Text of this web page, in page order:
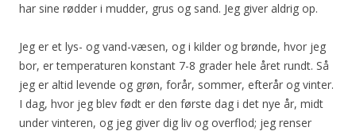
har sine rødder i mudder, grus og sand. Jeg giver aldrig op.
Jeg er et lys- og vand-væsen, og i kilder og brønde, hvor jeg
bor, er temperaturen konstant 7-8 grader hele året rundt. Så
jeg er altid levende og grøn, forår, sommer, efterår og vinter.
I dag, hvor jeg blev født er den første dag i det nye år, midt
under vinteren, og jeg giver dig liv og overflod; jeg renser